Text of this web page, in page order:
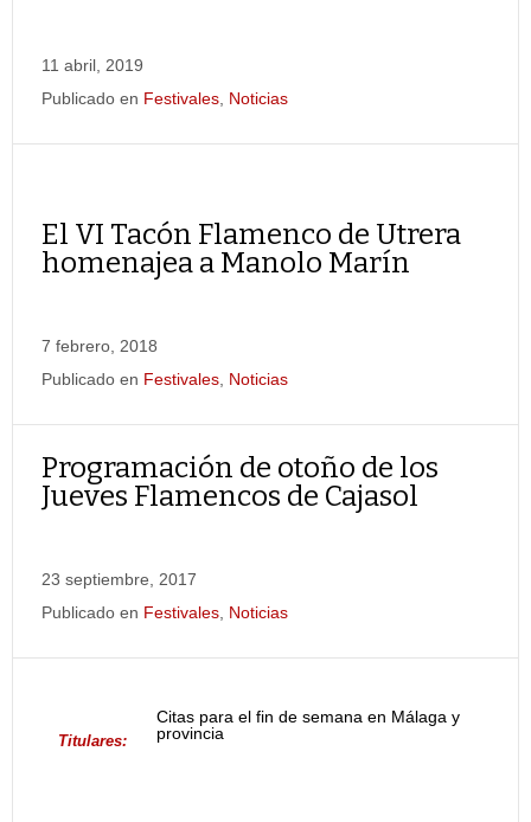
11 abril, 2019
Publicado en Festivales Noticias
El VI Tacón Flamenco de Utrera
homenajea a Manolo Marín
7 febrero, 2018
Publicado en Festivales Noticias
Programación de otoño de los
Jueves Flamencos de Cajasol
23 septiembre, 2017
Publicado en Festivales Noticias
Titulares:
Citas para el fin de semana en Málaga y
provincia